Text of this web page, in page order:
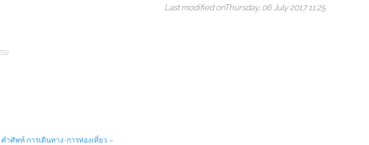
Last modified onThursday, 06 July 2017 11:25
คำศัพท์ การเดินทาง-การท่องเที่ยว »